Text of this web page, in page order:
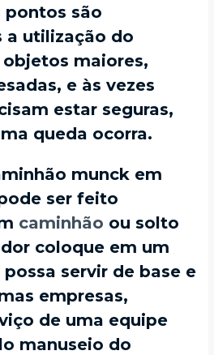
pontos são
a utilização do
maiores,
e às vezes
estar seguras,
queda ocorra.
munck em
ser feito
caminhão ou solto
coloque em um
servir de base e
empresas,
de uma equipe
manuseio do